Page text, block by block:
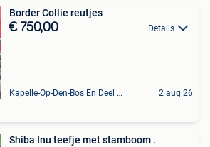
Border Collie reutjes
€ 750,00 Details
Kapelle-Op-Den-Bos En Deel Van Zemst 2 aug 26
Shiba Inu teefje met stamboom .